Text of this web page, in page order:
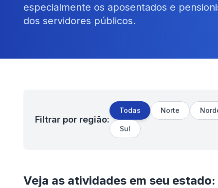
especialmente os aposentados e
dos servidores públicos.
Filtrar por região:
Todas Norte
Sul
Veja as atividades em seu estado: